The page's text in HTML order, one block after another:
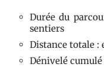
Durée du
sentiers
Distance totale
Dénivelé cumulé